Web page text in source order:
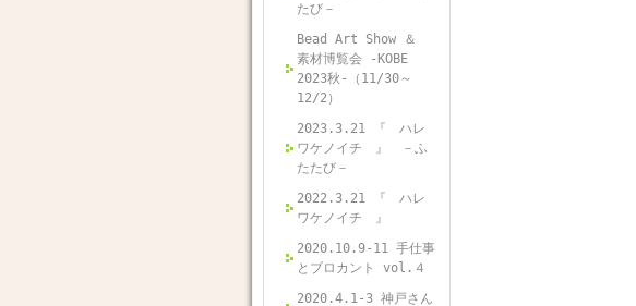
たび－
Bead Art Show ＆
素材博覧会 -KOBE
2023秋-（11/30～
12/2）
2023.3.21 『 ハレ
ワケノイチ 』 －ふ
たたび－
2022.3.21 『 ハレ
ワケノイチ 』
2020.10.9-11 手仕事
とブロカント vol.４
2020.4.1-3 神戸さん